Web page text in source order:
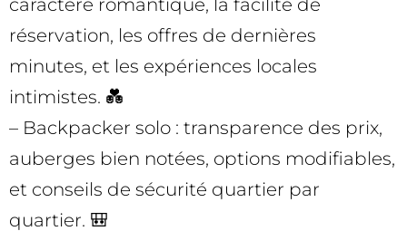
caractère romantique, la facilité de
réservation, les offres de dernières
minutes, et les expériences locales
intimistes. 💑
– Backpacker solo : transparence des prix,
auberges bien notées, options modifiables,
et conseils de sécurité quartier par
quartier. 🎒